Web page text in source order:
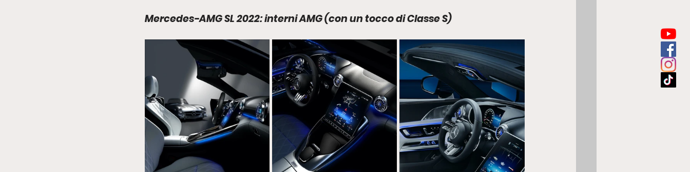
Mercedes-AMG SL 2022: interni AMG (con un tocco di Classe S)